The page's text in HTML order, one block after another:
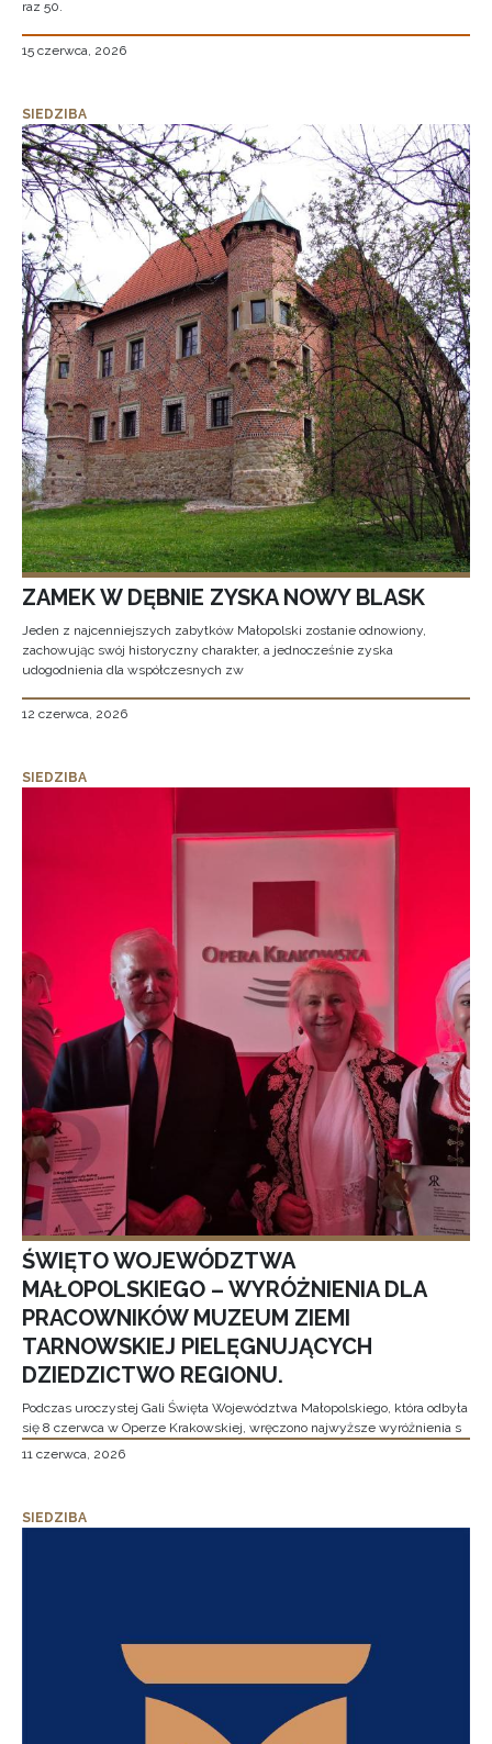
raz 50.
15 czerwca, 2026
SIEDZIBA
ZAMEK W DĘBNIE ZYSKA NOWY BLASK
Jeden z najcenniejszych zabytków Małopolski zostanie odnowiony,
zachowując swój historyczny charakter, a jednocześnie zyska
udogodnienia dla współczesnych zw
12 czerwca, 2026
SIEDZIBA
ŚWIĘTO WOJEWÓDZTWA
MAŁOPOLSKIEGO – WYRÓŻNIENIA DLA
PRACOWNIKÓW MUZEUM ZIEMI
TARNOWSKIEJ PIELĘGNUJĄCYCH
DZIEDZICTWO REGIONU.
Podczas uroczystej Gali Święta Województwa Małopolskiego, która odbyła
się 8 czerwca w Operze Krakowskiej, wręczono najwyższe wyróżnienia s
11 czerwca, 2026
SIEDZIBA